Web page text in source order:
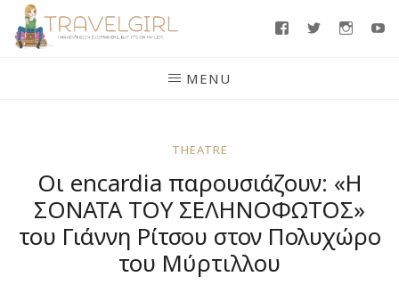
Skip
FacebookTwitter
MENU
THEATRE
Οι encardia παρουσιάζουν: «Η
ΣΟΝΑΤΑ ΤΟΥ ΣΕΛΗΝΟΦΩΤΟΣ»
του Γιάννη Ρίτσου στον Πολυχώρο
του Μύρτιλλου